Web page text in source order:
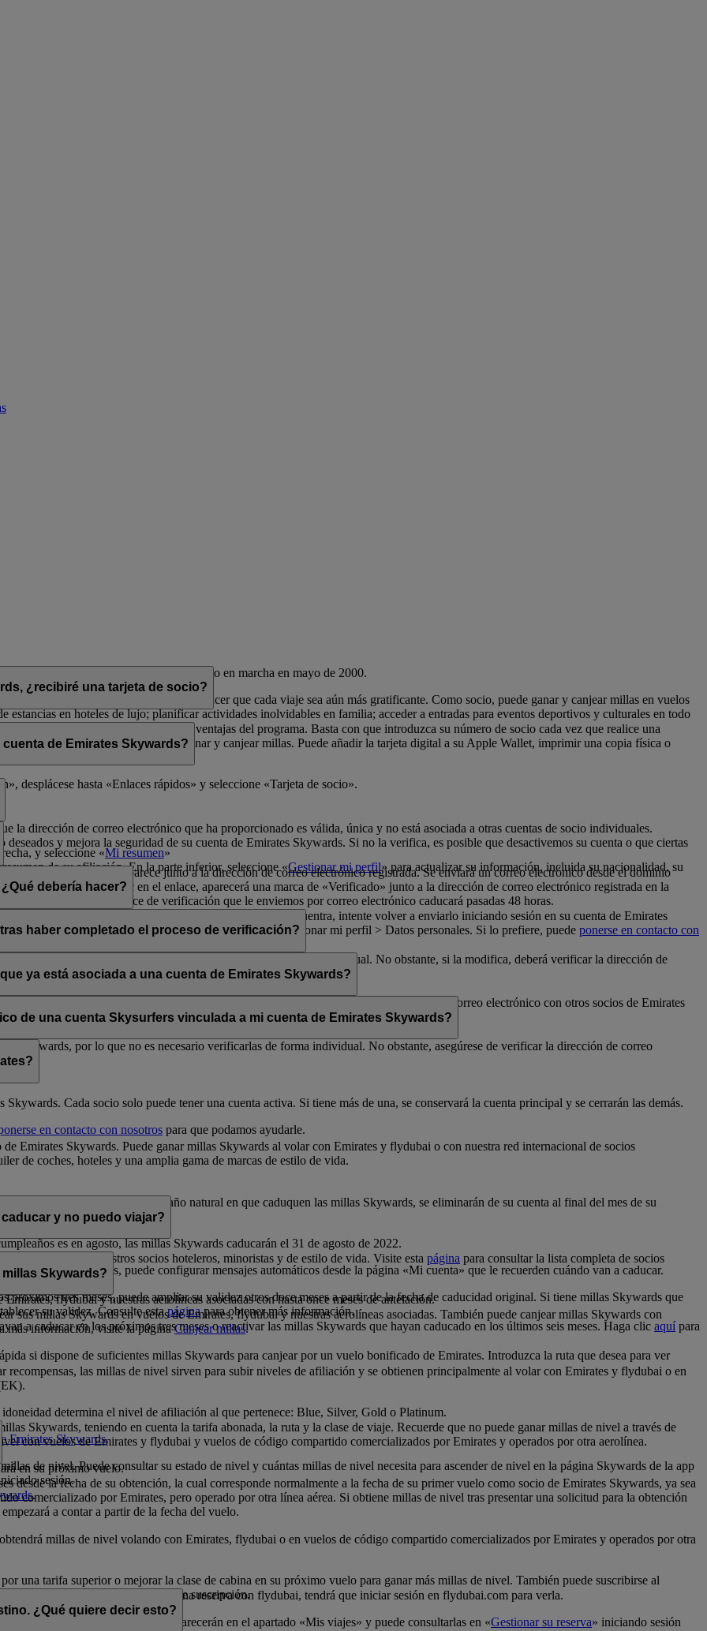
las aerolíneas Emirates y flydubai, puesto en marcha en mayo de 2000.
para complementar su estilo de vida y hacer que cada viaje sea aún más gratificante. Como socio, puede ganar y canjear millas en vuelos
estancias en hoteles de lujo; planificar actividades inolvidables en familia; acceder a entradas para eventos deportivos y culturales en todo
y sus exclusivas ventajas.
¿recibiré una tarjeta de socio?
para poder disfrutar de todas las ventajas del programa. Basta con que introduzca su número de socio cada vez que realice una
de Emirates Skywards para ganar y canjear millas. Puede añadir la tarjeta digital a su Apple Wallet, imprimir una copia física o
desplácese hasta «Enlaces rápidos» y seleccione «Tarjeta de socio».
de Emirates Skywards?
y seleccione «Mi resumen»
de su afiliación. En la parte inferior, seleccione «Gestionar mi perfil» para actualizar su información, incluida su nacionalidad, su
Skywards.
situados en la esquina superior derecha de la pantalla.
la dirección de correo electrónico que ha proporcionado es válida, única y no está asociada a otras cuentas de socio individuales.
y mejora la seguridad de su cuenta de Emirates Skywards. Si no la verifica, es posible que desactivemos su cuenta o que ciertas
«Verificar» que aparece junto a la dirección de correo electrónico registrada. Se enviará un correo electrónico desde el dominio
Al hacer clic en el enlace, aparecerá una marca de «Verificado» junto a la dirección de correo electrónico registrada en la
en cuenta que el enlace de verificación que le enviemos por correo electrónico caducará pasadas 48 horas.
debería hacer?
los mensajes se filtran de forma incorrecta. Si no lo encuentra, intente volver a enviarlo iniciando sesión en su cuenta de Emirates
la opción «Verificar» en la sección Mi resumen > Gestionar mi perfil > Datos personales. Si lo prefiere, puede ponerse en contacto con
haber completado el proceso de verificación?
y única aunque haya verificado su dirección de correo electrónico actual. No obstante, si la modifica, deberá verificar la dirección de
ya está asociada a una cuenta de Emirates Skywards?
a direcciones de correo electrónico que no estén en uso. Si comparte su dirección de correo electrónico con otros socios de Emirates
Póngase en contacto con nosotrospara obtener ayuda.
de una cuenta Skysurfers vinculada a mi cuenta de Emirates Skywards?
Skywards, por lo que no es necesario verificarlas de forma individual. No obstante, asegúrese de verificar la dirección de correo
Skywards. Cada socio solo puede tener una cuenta activa. Si tiene más de una, se conservará la cuenta principal y se cerrarán las demás.
en contacto con nosotros para que podamos ayudarle.
de Emirates Skywards. Puede ganar millas Skywards al volar con Emirates y flydubai o con nuestra red internacional de socios
de coches, hoteles y una amplia gama de marcas de estilo de vida.
fecha en que se obtienen. En el año natural en que caduquen las millas Skywards, se eliminarán de su cuenta al final del mes de su
es en agosto, las millas Skywards caducarán el 31 de agosto de 2022.
próximos doce meses, puede configurar mensajes automáticos desde la página «Mi cuenta» que le recuerden cuándo van a caducar.
próximos tres meses, puede ampliar su validez otros doce meses a partir de la fecha de caducidad original. Si tiene millas Skywards que
su validez. Consulte estapáginapara obtener más información.
y no puedo viajar?
en premios con nuestros socios hoteleros, minoristas y de estilo de vida. Visite esta página para consultar la lista completa de socios
flydubai y nuestras aerolíneas asociadas con hasta once meses de antelación.
a caducar en los próximos tres meses o reactivar las millas Skywards que hayan caducado en los últimos seis meses. Haga clic aquí para
Skywards?
sus millas Skywards en vuelos de Emirates, flydubai y nuestras aerolíneas asociadas. También puede canjear millas Skywards con
más información, visite la páginaCanjear millas.
si dispone de suficientes millas Skywards para canjear por un vuelo bonificado de Emirates. Introduzca la ruta que desea para ver
recompensas, las millas de nivel sirven para subir niveles de afiliación y se obtienen principalmente al volar con Emirates y flydubai o en
determina el nivel de afiliación al que pertenece: Blue, Silver, Gold o Platinum.
Emirates Skywards.
de nivel. Puede consultar su estado de nivel y cuántas millas de nivel necesita para ascender de nivel en la página Skywards de la app
sesión.
Skywards, teniendo en cuenta la tarifa abonada, la ruta y la clase de viaje. Recuerde que no puede ganar millas de nivel a través de
con vuelos de Emirates y flydubai y vuelos de código compartido comercializados por Emirates y operados por otra aerolínea.
en su próximo vuelo.
.
desde la fecha de su obtención, la cual corresponde normalmente a la fecha de su primer vuelo como socio de Emirates Skywards, ya sea
comercializado por Emirates, pero operado por otra línea aérea. Si obtiene millas de nivel tras presentar una solicitud para la obtención
a contar a partir de la fecha del vuelo.
millas de nivel volando con Emirates, flydubai o en vuelos de código compartido comercializados por Emirates y operados por otra
una tarifa superior o mejorar la clase de cabina en su próximo vuelo para ganar más millas de nivel. También puede suscribirse al
millas de nivel durante el período de suscripción.
con Emirates. Si dispone de una reserva con flydubai, tendrá que iniciar sesión en flydubai.com para verla.
con millas Skywards) también aparecerán en el apartado «Mis viajes» y puede consultarlas en «Gestionar su reserva» iniciando sesión
¿Qué quiere decir esto?